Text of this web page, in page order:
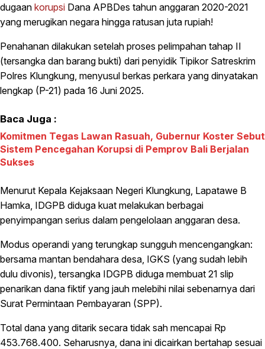
dugaan korupsi Dana APBDes tahun anggaran 2020-2021
yang merugikan negara hingga ratusan juta rupiah!
Penahanan dilakukan setelah proses pelimpahan tahap II
(tersangka dan barang bukti) dari penyidik Tipikor Satreskrim
Polres Klungkung, menyusul berkas perkara yang dinyatakan
lengkap (P-21) pada 16 Juni 2025.
Baca Juga :
Komitmen Tegas Lawan Rasuah, Gubernur Koster Sebut
Sistem Pencegahan Korupsi di Pemprov Bali Berjalan
Sukses
Menurut Kepala Kejaksaan Negeri Klungkung, Lapatawe B
Hamka, IDGPB diduga kuat melakukan berbagai
penyimpangan serius dalam pengelolaan anggaran desa.
Modus operandi yang terungkap sungguh mencengangkan:
bersama mantan bendahara desa, IGKS (yang sudah lebih
dulu divonis), tersangka IDGPB diduga membuat 21 slip
penarikan dana fiktif yang jauh melebihi nilai sebenarnya dari
Surat Permintaan Pembayaran (SPP).
Total dana yang ditarik secara tidak sah mencapai Rp
453.768.400. Seharusnya, dana ini dicairkan bertahap sesuai